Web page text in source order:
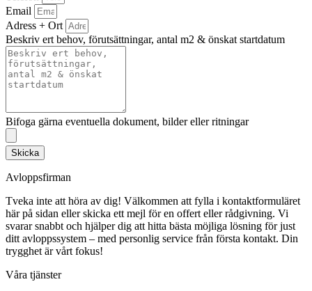
Email
Adress + Ort
Beskriv ert behov, förutsättningar, antal m2 & önskat startdatum
Bifoga gärna eventuella dokument, bilder eller ritningar
Skicka
Avloppsfirman
Tveka inte att höra av dig! Välkommen att fylla i kontaktformuläret
här på sidan eller skicka ett mejl för en offert eller rådgivning. Vi
svarar snabbt och hjälper dig att hitta bästa möjliga lösning för just
ditt avloppssystem – med personlig service från första kontakt. Din
trygghet är vårt fokus!
Våra tjänster